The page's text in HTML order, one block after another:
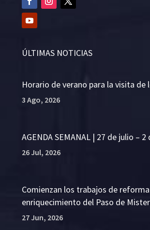
ÚLTIMAS NOTICIAS
Horario de verano para la visita de
3 Ago, 2026
AGENDA SEMANAL | 27 de julio –
26 Jul, 2026
Comienzan los trabajos de
enriquecimiento del Paso de
27 Jun, 2026